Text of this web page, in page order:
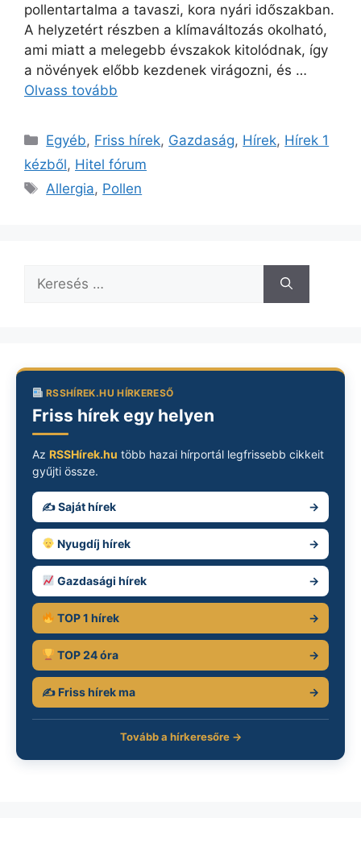
pollentartalma a tavaszi, kora nyári időszakban.
A helyzetért részben a klímaváltozás okolható,
ami miatt a melegebb évszakok kitolódnak, így
a növények előbb kezdenek virágozni, és …
Olvass tovább
Kategória
Egyéb, Friss hírek, Gazdaság, Hírek, Hírek 1
kézből, Hitel fórum
Címkék
Allergia, Pollen
Keresés:
RSSHÍREK.HU HÍRKERESŐ
Friss hírek egy helyen
Az RSSHírek.hu több hazai hírportál legfrissebb cikkeit
gyűjti össze.
✍️ Saját hírek →
Nyugdíj hírek →
Gazdasági hírek →
TOP 1 hírek →
TOP 24 óra →
✍️ Friss hírek ma →
Tovább a hírkeresőre →